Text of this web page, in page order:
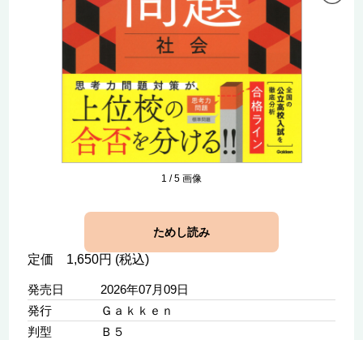
1 /5画像
ためし読み
定価 1,650円 (税込)
発売日
2026年07月09日
発行
Ｇａｋｋｅｎ
判型
Ｂ５